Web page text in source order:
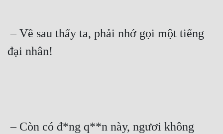
– Về sau thấy ta, phải nhớ gọi một tiếng
đại nhân!
– Còn có đ*ng q**n này, ngươi không